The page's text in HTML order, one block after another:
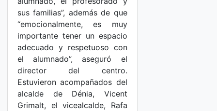
sus familias”, además de que
“emocionalmente, es muy
importante tener un espacio
adecuado y respetuoso con
el alumnado”, aseguró el
director del centro.
Estuvieron acompañados del
alcalde de Dénia, Vicent
Grimalt, el vicealcalde, Rafa